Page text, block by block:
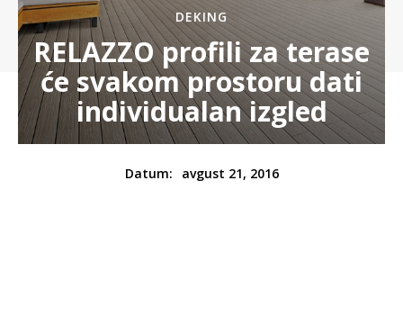
DEKING
RELAZZO profili za terase
će svakom prostoru dati
individualan izgled
Datum: avgust 21, 2016